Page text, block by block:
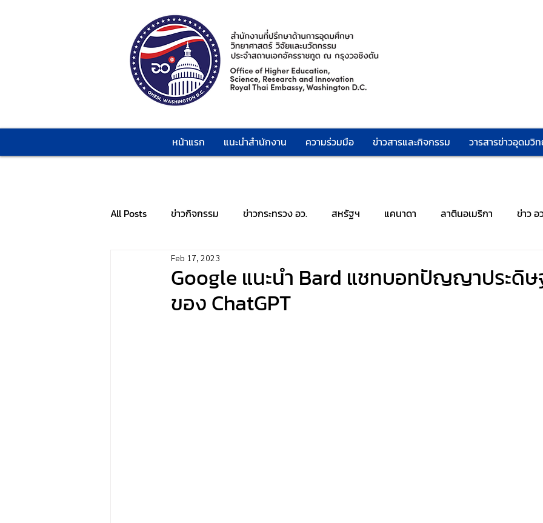
หน้าแรก แนะนำสำนักงาน ความร่วมมือ ข่าวสารและกิจกรรม วารสารข่าวอุดมวิ
All Posts ข่าวกิจกรรม ข่าวกระทรวง อว. สหรัฐฯ แคนาดา ลาตินอเมริกา ข่าว อ
Google แนะนำ Bard แชทบอทปัญญาประดิ
ของ ChatGPT
Feb 17, 2023